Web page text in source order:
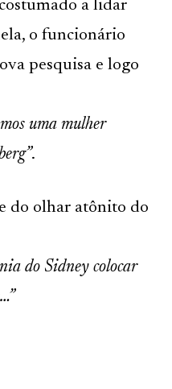
a lidar
o funcionário
pesquisa e logo
uma mulher
.
do olhar atônito do
do Sidney colocar